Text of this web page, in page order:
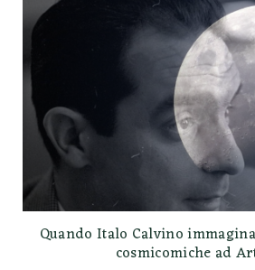
Quando Italo Calvino
cosmicomiche ad